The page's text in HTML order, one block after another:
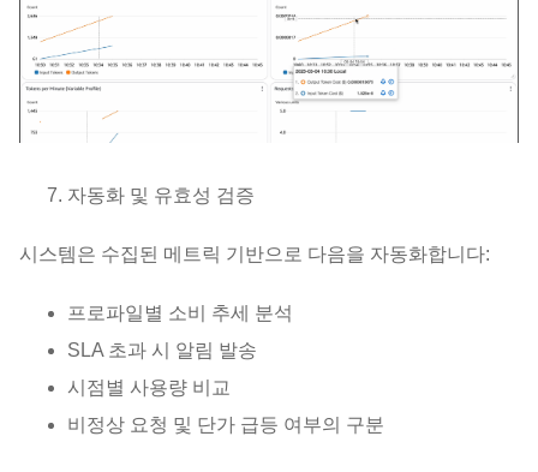
자동화 및 유효성 검증
시스템은 수집된 메트릭 기반으로 다음을 자동화합니다:
프로파일별 소비 추세 분석
SLA 초과 시 알림 발송
시점별 사용량 비교
비정상 요청 및 단가 급등 여부의 구분